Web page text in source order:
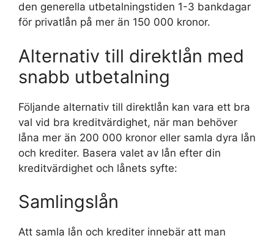
den generella utbetalningstiden 1-3 bankdagar
för privatlån på mer än 150 000 kronor.
Alternativ till direktlån med
snabb utbetalning
Följande alternativ till direktlån kan vara ett bra
val vid bra kreditvärdighet, när man behöver
låna mer än 200 000 kronor eller samla dyra lån
och krediter. Basera valet av lån efter din
kreditvärdighet och lånets syfte:
Samlingslån
Att samla lån och krediter innebär att man